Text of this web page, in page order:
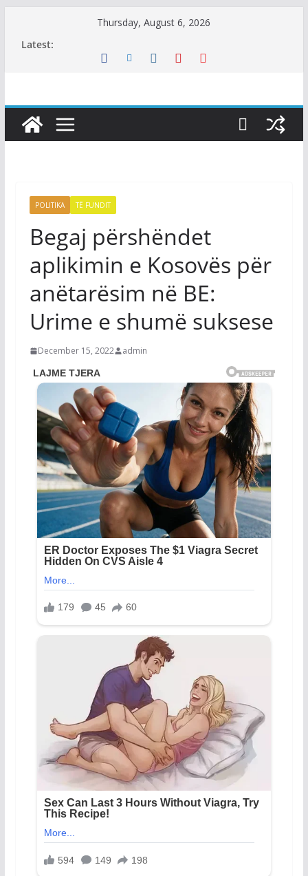
Thursday, August 6, 2026
Latest:
POLITIKA TË FUNDIT
Begaj përshëndet
aplikimin e Kosovës për
anëtarësim në BE:
Urime e shumë suksese
December 15, 2022 admin